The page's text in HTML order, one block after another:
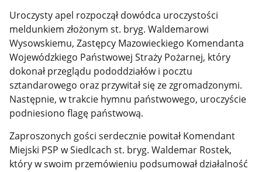
Uroczysty apel rozpoczął dowódca uroczystości
meldunkiem złożonym st. bryg. Waldemarowi
Wysowskiemu, Zastępcy Mazowieckiego Komendanta
Wojewódzkiego Państwowej Straży Pożarnej, który
dokonał przeglądu pododdziałów i pocztu
sztandarowego oraz przywitał się ze zgromadzonymi.
Następnie, w trakcie hymnu państwowego, uroczyście
podniesiono flagę państwową.
Zaproszonych gości serdecznie powitał Komendant
Miejski PSP w Siedlcach st. bryg. Waldemar Rostek,
który w swoim przemówieniu podsumował działalność